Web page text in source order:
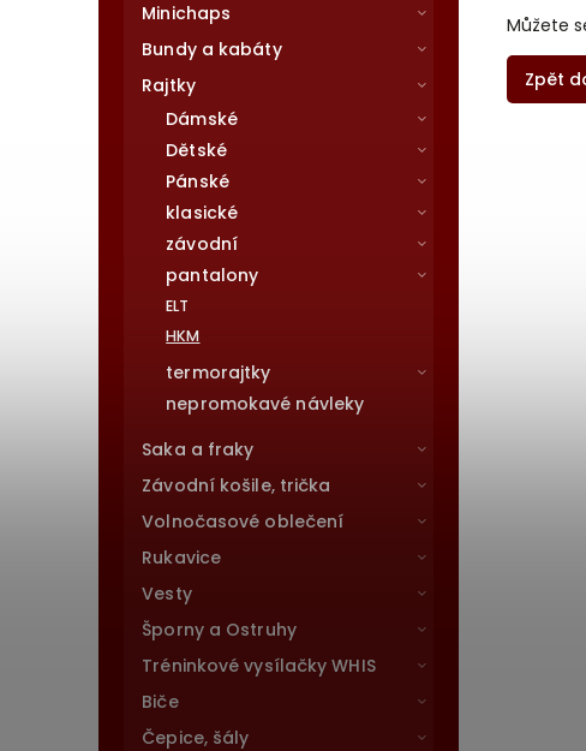
Minichaps
Bundy a kabáty
Rajtky
Dámské
Dětské
Pánské
klasické
závodní
pantalony
ELT
HKM
termorajtky
nepromokavé návleky
Saka a fraky
Závodní košile, trička
Volnočasové oblečení
Rukavice
Vesty
Šporny a Ostruhy
Tréninkové vysílačky WHIS
Biče
Čepice, šály
Můžete
Zpět